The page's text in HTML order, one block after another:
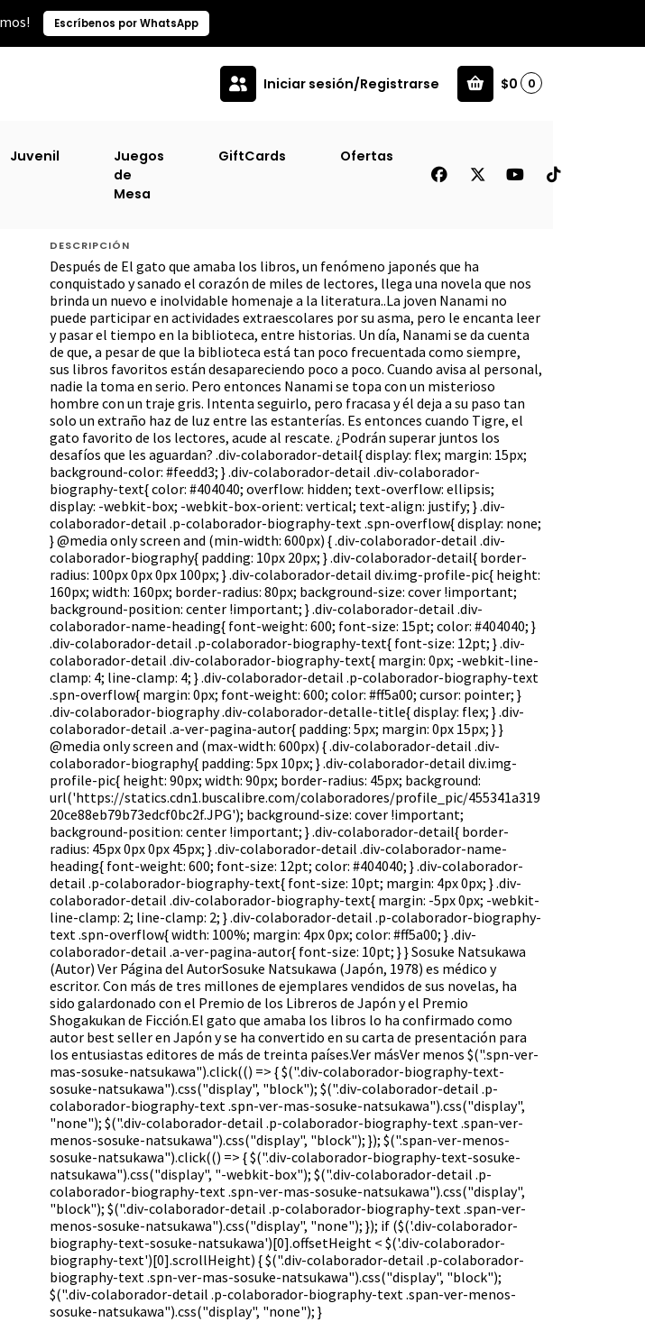
Escríbenos por WhatsApp
Iniciar sesión/Registrarse $0 0
Juvenil
Juegos
de
Mesa
GiftCards Ofertas
El Gato Que Cuidaba Las Bibliotecas [Asi]
DESCRIPCIÓN
Después de El gato que amaba los libros, un fenómeno japonés que ha
conquistado y sanado el corazón de miles de lectores, llega una novela que nos
brinda un nuevo e inolvidable homenaje a la literatura..La joven Nanami no
puede participar en actividades extraescolares por su asma, pero le encanta leer
y pasar el tiempo en la biblioteca, entre historias. Un día, Nanami se da cuenta
de que, a pesar de que la biblioteca está tan poco frecuentada como siempre,
sus libros favoritos están desapareciendo poco a poco. Cuando avisa al personal,
nadie la toma en serio. Pero entonces Nanami se topa con un misterioso
hombre con un traje gris. Intenta seguirlo, pero fracasa y él deja a su paso tan
solo un extraño haz de luz entre las estanterías. Es entonces cuando Tigre, el
gato favorito de los lectores, acude al rescate. ¿Podrán superar juntos los
desafíos que les aguardan? .div-colaborador-detail{ display: flex; margin: 15px;
background-color: #feedd3; } .div-colaborador-detail .div-colaborador-
biography-text{ color: #404040; overflow: hidden; text-overflow: ellipsis;
display: -webkit-box; -webkit-box-orient: vertical; text-align: justify; } .div-
colaborador-detail .p-colaborador-biography-text .spn-overflow{ display: none;
} @media only screen and (min-width: 600px) { .div-colaborador-detail .div-
colaborador-biography{ padding: 10px 20px; } .div-colaborador-detail{ border-
radius: 100px 0px 0px 100px; } .div-colaborador-detail div.img-profile-pic{ height:
160px; width: 160px; border-radius: 80px; background-size: cover !important;
background-position: center !important; } .div-colaborador-detail .div-
colaborador-name-heading{ font-weight: 600; font-size: 15pt; color: #404040; }
.div-colaborador-detail .p-colaborador-biography-text{ font-size: 12pt; } .div-
colaborador-detail .div-colaborador-biography-text{ margin: 0px; -webkit-line-
clamp: 4; line-clamp: 4; } .div-colaborador-detail .p-colaborador-biography-text
.spn-overflow{ margin: 0px; font-weight: 600; color: #ff5a00; cursor: pointer; }
.div-colaborador-biography .div-colaborador-detalle-title{ display: flex; } .div-
colaborador-detail .a-ver-pagina-autor{ padding: 5px; margin: 0px 15px; } }
@media only screen and (max-width: 600px) { .div-colaborador-detail .div-
colaborador-biography{ padding: 5px 10px; } .div-colaborador-detail div.img-
profile-pic{ height: 90px; width: 90px; border-radius: 45px; background:
url('https://statics.cdn1.buscalibre.com/colaboradores/profile_pic/455341a319
20ce88eb79b73edcf0bc2f.JPG'); background-size: cover !important;
background-position: center !important; } .div-colaborador-detail{ border-
radius: 45px 0px 0px 45px; } .div-colaborador-detail .div-colaborador-name-
heading{ font-weight: 600; font-size: 12pt; color: #404040; } .div-colaborador-
detail .p-colaborador-biography-text{ font-size: 10pt; margin: 4px 0px; } .div-
colaborador-detail .div-colaborador-biography-text{ margin: -5px 0px; -webkit-
line-clamp: 2; line-clamp: 2; } .div-colaborador-detail .p-colaborador-biography-
text .spn-overflow{ width: 100%; margin: 4px 0px; color: #ff5a00; } .div-
colaborador-detail .a-ver-pagina-autor{ font-size: 10pt; } } Sosuke Natsukawa
(Autor) Ver Página del AutorSosuke Natsukawa (Japón, 1978) es médico y
escritor. Con más de tres millones de ejemplares vendidos de sus novelas, ha
sido galardonado con el Premio de los Libreros de Japón y el Premio
Shogakukan de Ficción.El gato que amaba los libros lo ha confirmado como
autor best seller en Japón y se ha convertido en su carta de presentación para
los entusiastas editores de más de treinta países.Ver másVer menos $(".spn-ver-
mas-sosuke-natsukawa").click(() => { $(".div-colaborador-biography-text-
sosuke-natsukawa").css("display", "block"); $(".div-colaborador-detail .p-
colaborador-biography-text .spn-ver-mas-sosuke-natsukawa").css("display",
"none"); $(".div-colaborador-detail .p-colaborador-biography-text .span-ver-
menos-sosuke-natsukawa").css("display", "block"); }); $(".span-ver-menos-
sosuke-natsukawa").click(() => { $(".div-colaborador-biography-text-sosuke-
natsukawa").css("display", "-webkit-box"); $(".div-colaborador-detail .p-
colaborador-biography-text .spn-ver-mas-sosuke-natsukawa").css("display",
"block"); $(".div-colaborador-detail .p-colaborador-biography-text .span-ver-
menos-sosuke-natsukawa").css("display", "none"); }); if ($('.div-colaborador-
biography-text-sosuke-natsukawa')[0].offsetHeight < $('.div-colaborador-
biography-text')[0].scrollHeight) { $(".div-colaborador-detail .p-colaborador-
biography-text .spn-ver-mas-sosuke-natsukawa").css("display", "block");
$(".div-colaborador-detail .p-colaborador-biography-text .span-ver-menos-
sosuke-natsukawa").css("display", "none"); }